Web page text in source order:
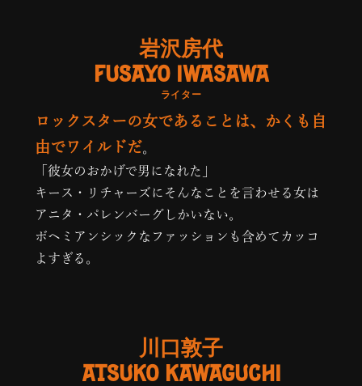
岩沢房代
FUSAYO IWASAWA
ライター
ロックスターの女であることは、かくも自
由でワイルドだ。
「彼女のおかげで男になれた」
キース・リチャーズにそんなことを言わせる女は
アニタ・パレンバーグしかいない。
ボヘミアンシックなファッションも含めてカッコ
よすぎる。
川口敦子
ATSUKO KAWAGUCHI